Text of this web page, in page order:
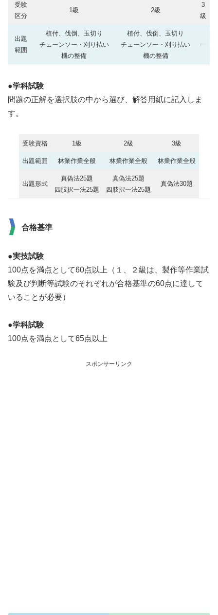
受験
区分
1級 2級
3
級
出題
範囲
植付、伐倒、玉切り
チェーンソー・刈り払い
機の整備
植付、伐倒、玉切り
チェーンソー・刈り払い
機の整備
―
●学科試験
問題の正解を選択肢の中から選び、解答用紙に記入しま
す。
受験資格 1級 2級 3級
出題範囲 林業作業全般 林業作業全般 林業作業全般
出題形式
真偽法25題
四肢択一法25題
真偽法25題
四肢択一法25題
真偽法30題
合格基準
●実技試験
100点を満点として60点以上（１、２級は、製作等作業試
験及び判断等試験のそれぞれが合格基準の60点に達して
いることが必要）
●学科試験
100点を満点として65点以上
スポンサーリンク